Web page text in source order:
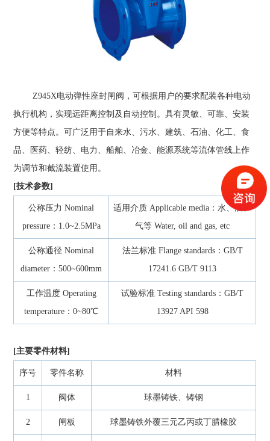
Z945X电动弹性座封闸阀，可根据用户的要求配装各种电动
执行机构，实现远距离控制及自动控制。具有灵敏、可靠、安装
方便等特点。可广泛用于自来水、污水、建筑、石油、化工、食
品、医药、轻纺、电力、船舶、冶金、能源系统等流体管线上作
为调节和截流装置使用。
[技术参数]
公称压力 Nominal
pressure：1.0~2.5MPa
适用介质 Applicable media：水、油、
气等 Water, oil and gas, etc
公称通径 Nominal
diameter：500~600mm
法兰标准 Flange standards：GB/T
17241.6 GB/T 9113
工作温度 Operating
temperature：0~80℃
试验标准 Testing standards：GB/T
13927 API 598
[主要零件材料]
序号 零件名称 材料
1 阀体 球墨铸铁、铸钢
2 闸板 球墨铸铁外覆三元乙丙或丁腈橡胶